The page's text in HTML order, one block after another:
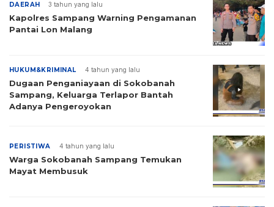
DAERAH 3 tahun yang lalu
Kapolres Sampang Warning Pengamanan
Pantai Lon Malang
HUKUM&KRIMINAL 4 tahun yang lalu
Dugaan Penganiayaan di Sokobanah
Sampang, Keluarga Terlapor Bantah
Adanya Pengeroyokan
PERISTIWA 4 tahun yang lalu
Warga Sokobanah Sampang Temukan
Mayat Membusuk